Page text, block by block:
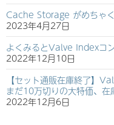
Cache Storage がめちゃ
2023年4月27日
よくみるとValve Indexコ
2022年12月10日
【セット通販在庫終了】
まだ10万切りの大特価、在
2022年12月6日